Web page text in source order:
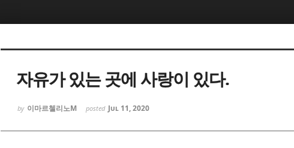
자유가 있는 곳에 사랑이 있다.
by 이마르첼리노M posted Jul 11, 2020
Sketchbook5, 스케치북5
Sketchbook5, 스케치북5